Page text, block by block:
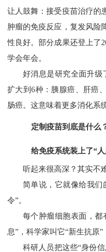
让人鼓舞：接受疫苗治疗的
肿瘤的免疫反应，复发风险
性良好。部分成果还登上了
学会年会。
好消息是研究全面升级
扩大到6种：胰腺癌、肝癌
肠癌。这意味着更多消化系
定制疫苗到底是什么
给免疫系统装上了“
听起来很高深？其实不
简单说，它就像给我们
令”。
每个肿瘤细胞表面，都
息”，科学家叫它“新生抗原”
科研人员把这些“身份